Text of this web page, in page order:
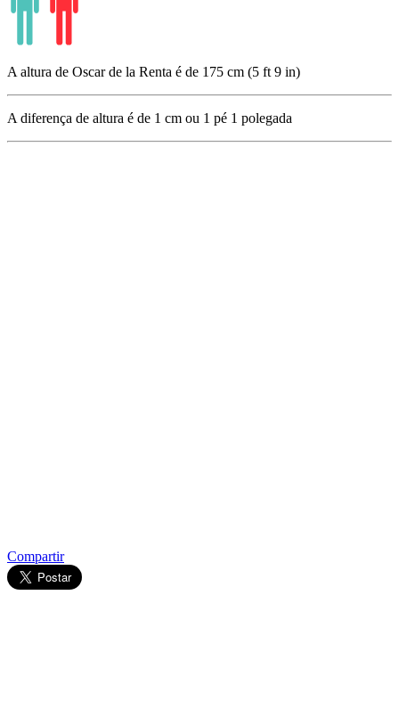
A altura de Oscar de la Renta é de 175 cm (5 ft 9 in)
A diferença de altura é de 1 cm ou 1 pé 1 polegada
Compartir